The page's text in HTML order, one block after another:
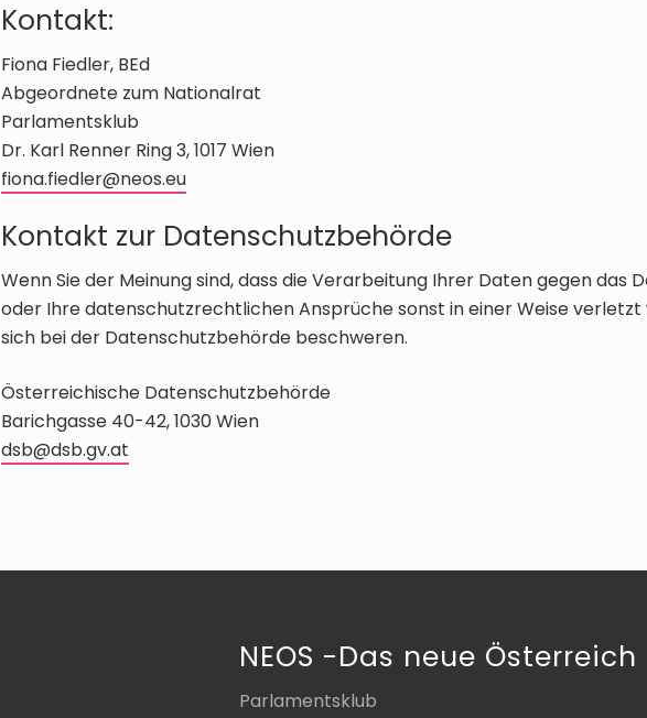
Kontakt:
Fiona Fiedler, BEd
Abgeordnete zum Nationalrat
Parlamentsklub
Dr. Karl Renner Ring 3, 1017 Wien
fiona.fiedler@neos.eu
Kontakt zur Datenschutzbehörde
Wenn Sie der Meinung sind, dass die Verarbeitung Ihrer Daten gegen
oder Ihre datenschutzrechtlichen Ansprüche sonst in einer Weise verletzt
sich bei der Datenschutzbehörde beschweren.
Österreichische Datenschutzbehörde
Barichgasse 40-42, 1030 Wien
dsb@dsb.gv.at
NEOS -Das neue Österreich
Parlamentsklub